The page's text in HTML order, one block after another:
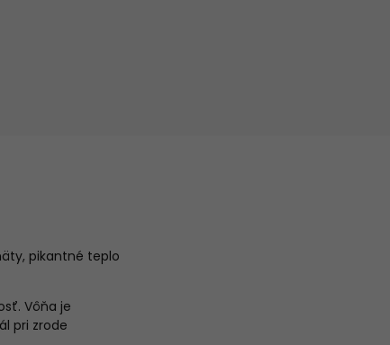
pikantné teplo
Vôňa je
pri zrode